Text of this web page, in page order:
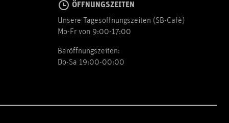
ÖFFNUNGSZEITEN
Unsere Tagesöffnungszeiten (SB-Cafè)
Mo-Fr von 9:00-17:00
Baröffnungszeiten:
Do-Sa 19:00-00:00